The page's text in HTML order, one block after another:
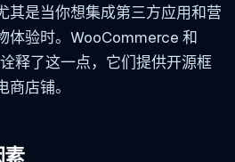
其是当你想集成第三方应用和营
体验时。WooCommerce 和
释了这一点，它们提供开源框
店铺。